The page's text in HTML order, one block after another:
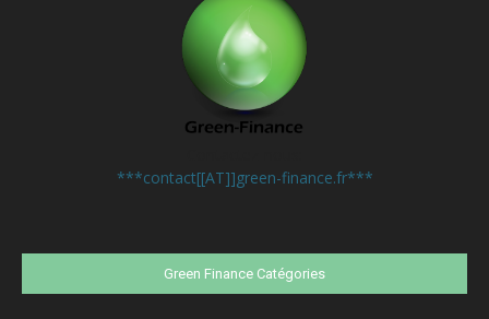
***contact[[AT]]green-finance.fr***
Green Finance Catégories